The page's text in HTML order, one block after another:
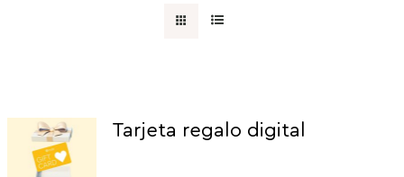
Tarjeta regalo digital